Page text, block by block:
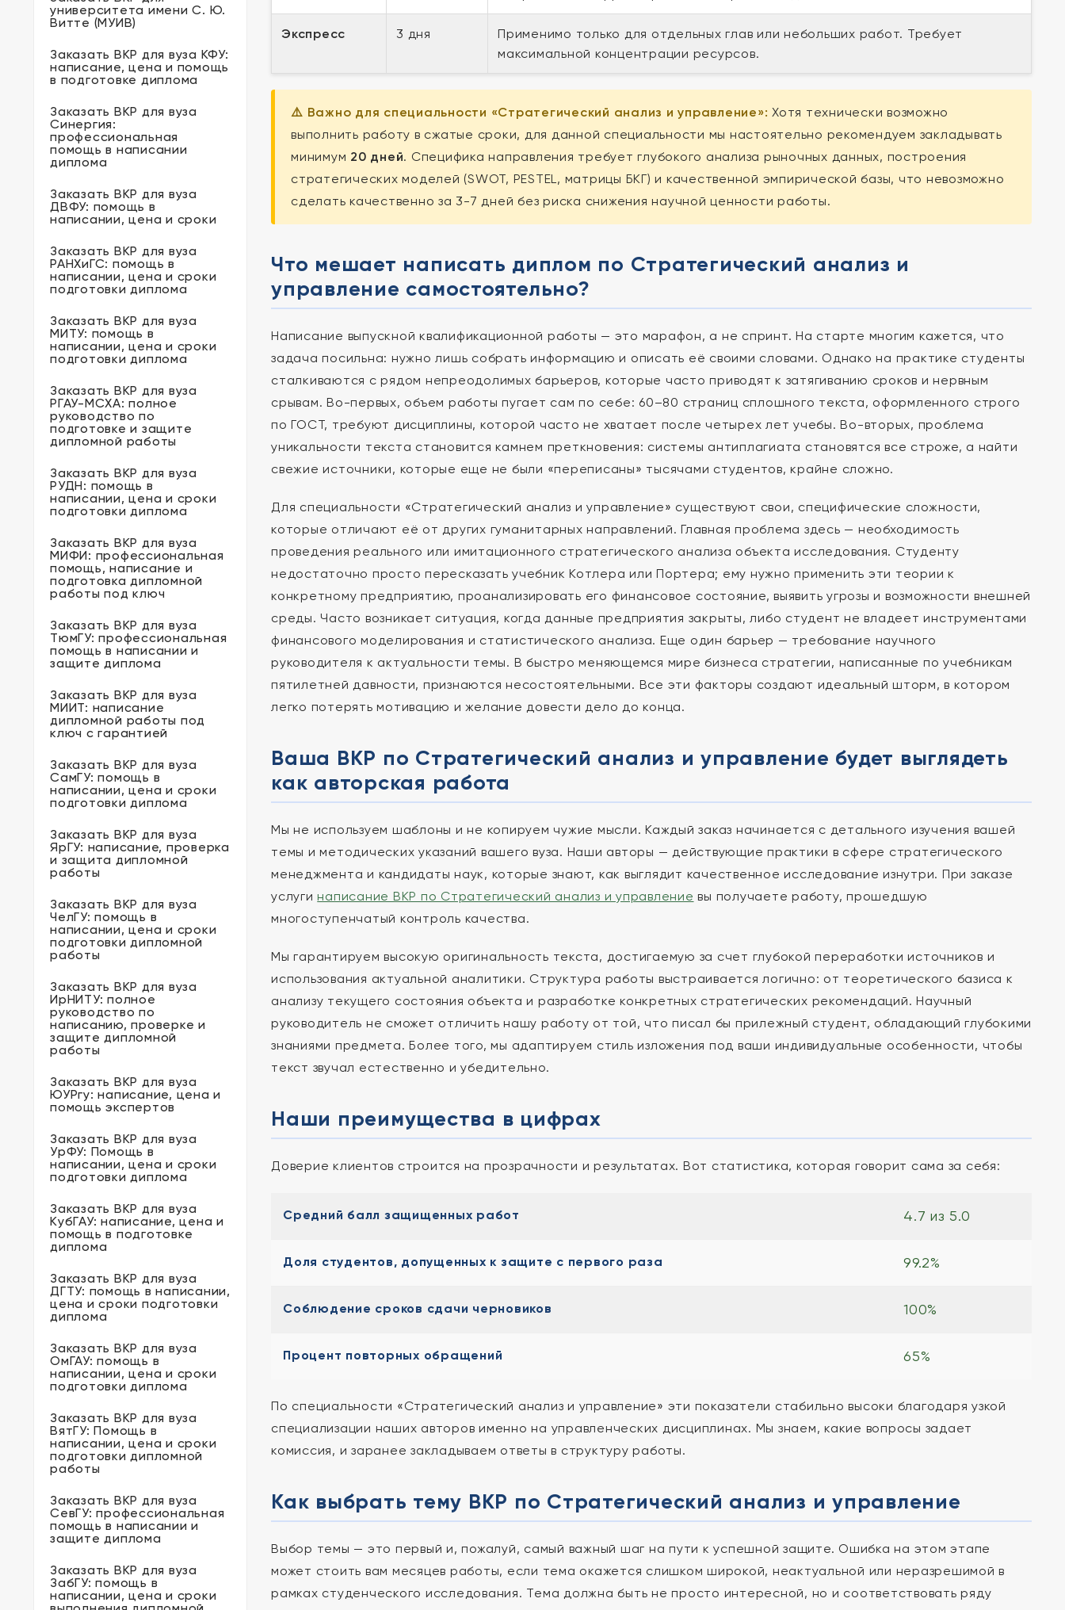
университета имени С. Ю.
Витте (МУИВ)
Заказать ВКР для вуза КФУ:
написание, цена и помощь
в подготовке диплома
Заказать ВКР для вуза
Синергия:
профессиональная
помощь в написании
диплома
Заказать ВКР для вуза
ДВФУ: помощь в
написании, цена и сроки
Заказать ВКР для вуза
РАНХиГС: помощь в
написании, цена и сроки
подготовки диплома
Заказать ВКР для вуза
МИТУ: помощь в
написании, цена и сроки
подготовки диплома
Заказать ВКР для вуза
РГАУ-МСХА: полное
руководство по
подготовке и защите
дипломной работы
Заказать ВКР для вуза
РУДН: помощь в
написании, цена и сроки
подготовки диплома
Заказать ВКР для вуза
МИФИ: профессиональная
помощь, написание и
подготовка дипломной
работы под ключ
Заказать ВКР для вуза
ТюмГУ: профессиональная
помощь в написании и
защите диплома
Заказать ВКР для вуза
МИИТ: написание
дипломной работы под
ключ с гарантией
Заказать ВКР для вуза
СамГУ: помощь в
написании, цена и сроки
подготовки диплома
Заказать ВКР для вуза
ЯрГУ: написание, проверка
и защита дипломной
работы
Заказать ВКР для вуза
ЧелГУ: помощь в
написании, цена и сроки
подготовки дипломной
работы
Заказать ВКР для вуза
ИрНИТУ: полное
руководство по
написанию, проверке и
защите дипломной
работы
Заказать ВКР для вуза
ЮУРгу: написание, цена и
помощь экспертов
Заказать ВКР для вуза
УрФУ: Помощь в
написании, цена и сроки
подготовки диплома
Заказать ВКР для вуза
КубГАУ: написание, цена и
помощь в подготовке
диплома
Заказать ВКР для вуза
ДГТУ: помощь в написании,
цена и сроки подготовки
диплома
Заказать ВКР для вуза
ОмГАУ: помощь в
написании, цена и сроки
подготовки диплома
Заказать ВКР для вуза
ВятГУ: Помощь в
написании, цена и сроки
подготовки дипломной
работы
Заказать ВКР для вуза
СевГУ: профессиональная
помощь в написании и
защите диплома
Заказать ВКР для вуза
ЗабГУ: помощь в
написании, цена и сроки
Экспресс 3 дня
Применимо только для отдельных глав или небольших работ. Требует
максимальной концентрации ресурсов.
⚠️ Важно для специальности «Стратегический анализ и управление»: Хотя технически возможно
выполнить работу в сжатые сроки, для данной специальности мы настоятельно рекомендуем закладывать
минимум 20 дней. Специфика направления требует глубокого анализа рыночных данных, построения
стратегических моделей (SWOT, PESTEL, матрицы БКГ) и качественной эмпирической базы, что невозможно
сделать качественно за 3-7 дней без риска снижения научной ценности работы.
Что мешает написать диплом по Стратегический анализ и
управление самостоятельно?
Написание выпускной квалификационной работы — это марафон, а не спринт. На старте многим кажется, что
задача посильна: нужно лишь собрать информацию и описать её своими словами. Однако на практике студенты
сталкиваются с рядом непреодолимых барьеров, которые часто приводят к затягиванию сроков и нервным
срывам. Во-первых, объем работы пугает сам по себе: 60–80 страниц сплошного текста, оформленного строго
по ГОСТ, требуют дисциплины, которой часто не хватает после четырех лет учебы. Во-вторых, проблема
уникальности текста становится камнем преткновения: системы антиплагиата становятся все строже, а найти
свежие источники, которые еще не были «переписаны» тысячами студентов, крайне сложно.
Для специальности «Стратегический анализ и управление» существуют свои, специфические сложности,
которые отличают её от других гуманитарных направлений. Главная проблема здесь — необходимость
проведения реального или имитационного стратегического анализа объекта исследования. Студенту
недостаточно просто пересказать учебник Котлера или Портера; ему нужно применить эти теории к
конкретному предприятию, проанализировать его финансовое состояние, выявить угрозы и возможности внешней
среды. Часто возникает ситуация, когда данные предприятия закрыты, либо студент не владеет инструментами
финансового моделирования и статистического анализа. Еще один барьер — требование научного
руководителя к актуальности темы. В быстро меняющемся мире бизнеса стратегии, написанные по учебникам
пятилетней давности, признаются несостоятельными. Все эти факторы создают идеальный шторм, в котором
легко потерять мотивацию и желание довести дело до конца.
Ваша ВКР по Стратегический анализ и управление будет выглядеть
как авторская работа
Мы не используем шаблоны и не копируем чужие мысли. Каждый заказ начинается с детального изучения вашей
темы и методических указаний вашего вуза. Наши авторы — действующие практики в сфере стратегического
менеджмента и кандидаты наук, которые знают, как выглядит качественное исследование изнутри. При заказе
услугинаписание ВКР по Стратегический анализ и управление вы получаете работу, прошедшую
многоступенчатый контроль качества.
Мы гарантируем высокую оригинальность текста, достигаемую за счет глубокой переработки источников и
использования актуальной аналитики. Структура работы выстраивается логично: от теоретического базиса к
анализу текущего состояния объекта и разработке конкретных стратегических рекомендаций. Научный
руководитель не сможет отличить нашу работу от той, что писал бы прилежный студент, обладающий глубокими
знаниями предмета. Более того, мы адаптируем стиль изложения под ваши индивидуальные особенности, чтобы
текст звучал естественно и убедительно.
Наши преимущества в цифрах
Доверие клиентов строится на прозрачности и результатах. Вот статистика, которая говорит сама за себя:
Средний балл защищенных работ 4.7 из 5.0
Доля студентов, допущенных к защите с первого раза 99.2%
Соблюдение сроков сдачи черновиков 100%
Процент повторных обращений 65%
По специальности «Стратегический анализ и управление» эти показатели стабильно высоки благодаря узкой
специализации наших авторов именно на управленческих дисциплинах. Мы знаем, какие вопросы задает
комиссия, и заранее закладываем ответы в структуру работы.
Как выбрать тему ВКР по Стратегический анализ и управление
Выбор темы — это первый и, пожалуй, самый важный шаг на пути к успешной защите. Ошибка на этом этапе
может стоить вам месяцев работы, если тема окажется слишком широкой, неактуальной или неразрешимой в
рамках студенческого исследования. Тема должна быть не просто интересной, но и соответствовать ряду